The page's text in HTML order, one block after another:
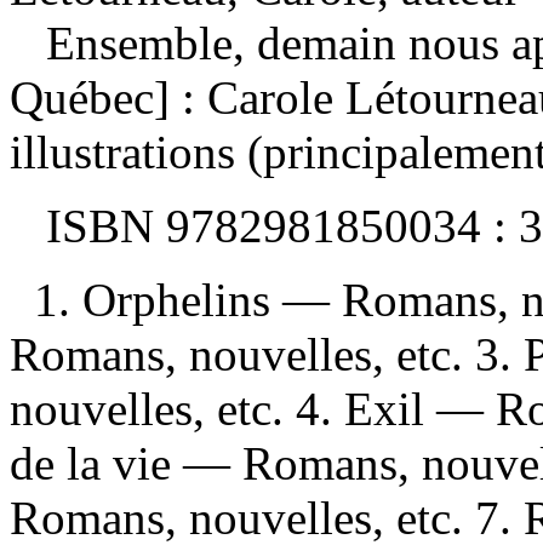
Ensemble, demain nous
Québec] : Carole
illustrations
ISBN 9782981850034 :
1. Orphelins — Romans,
Romans, nouvelles, etc. 3.
nouvelles, etc. 4. Exil —
de la vie — Romans,
Romans, nouvelles, etc. 7.